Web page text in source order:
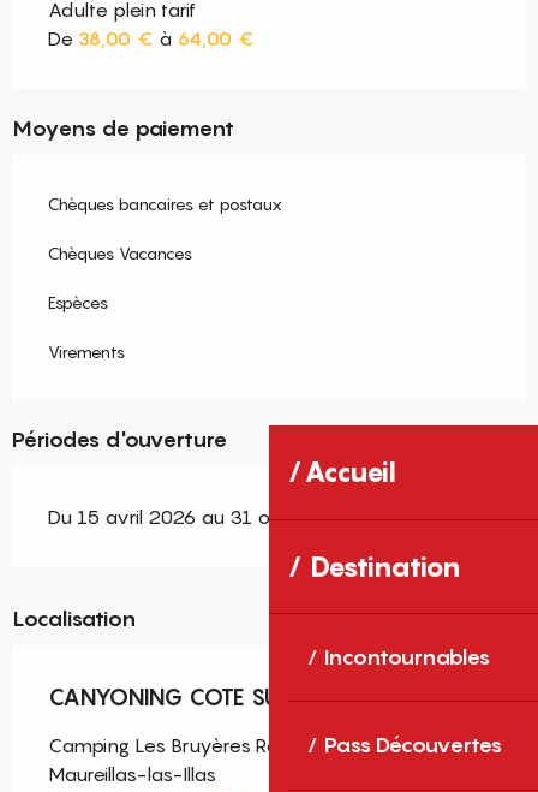
Accueil
Destination
Incontournables
Pass Découvertes
Adulte plein tarif
De 38,00 € à 64,00 €
Moyens de paiement
Chèques bancaires et postaux
Chèques Vacances
Espèces
Virements
Périodes d'ouverture
Du 15 avril 2026 au 31 octobre 2026
Localisation
CANYONING COTE SUD
Camping Les Bruyères Route de Céret, 66480
Maureillas-las-Illas